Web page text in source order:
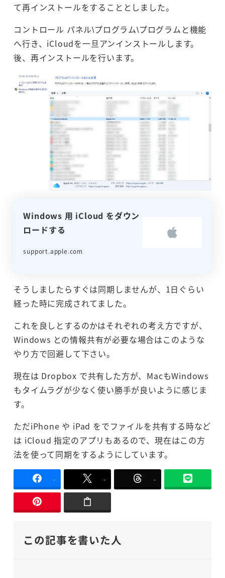
て再インストールをすることとしました。
コントロール パネル\プログラム\プログラムと機能
へ行き、iCloudを一旦アンインストールします。
後、再インストールを行います。
Windows 用 iCloud をダウン
ロードする
support.apple.com
そうしましたらすぐは同期しませんが、1日ぐらい
経った時に完成されてました。
これを良しとするのかはそれぞれの考え方ですが、
Windows との情報共有が必要な場合はこのような
やり方で回避して下さい。
現在は Dropbox で共有した方が、MacもWindows
もタイムラグが少なく使い勝手が良いように感じま
す。
ただiPhone や iPad をでファイルを共有する時など
は iCloud 指定のアプリもあるので、現在はこの方
法を使って同期をするようにしています。
- - -
この記事を書いた人